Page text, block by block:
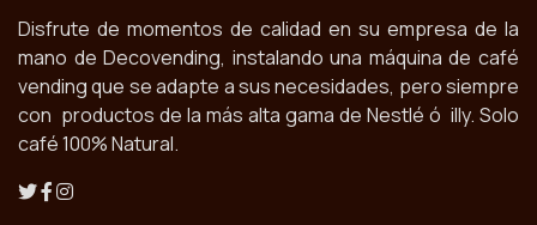
Disfrute de momentos de calidad en su empresa de la
mano de Decovending, instalando una máquina de café
vending que se adapte a sus necesidades, pero siempre
con productos de la más alta gama de Nestlé ó illy. Solo
café 100% Natural.